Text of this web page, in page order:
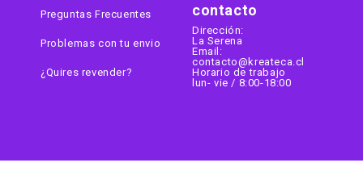
contacto
Dirección:
La Serena
Email:
contacto@kreateca.cl
Horario de trabajo
lun- vie / 8:00-18:00
Preguntas Frecuentes
Problemas con tu envio
¿Quires revender?